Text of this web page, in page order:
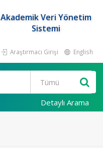
Akademik Veri Yönetim
Sistemi
Araştırmacı Girişi English
Detaylı Arama